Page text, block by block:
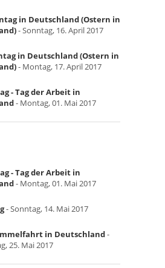
in Deutschland (Ostern in
- Sonntag, 16. April 2017
in Deutschland (Ostern in
- Montag, 17. April 2017
- Tag der Arbeit in
- Montag, 01. Mai 2017
- Tag der Arbeit in
- Montag, 01. Mai 2017
- Sonntag, 14. Mai 2017
in Deutschland-
25. Mai 2017